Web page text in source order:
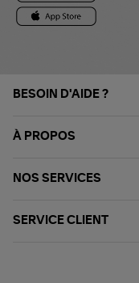
BESOIN D'AIDE ?
À PROPOS
NOS SERVICES
SERVICE CLIENT